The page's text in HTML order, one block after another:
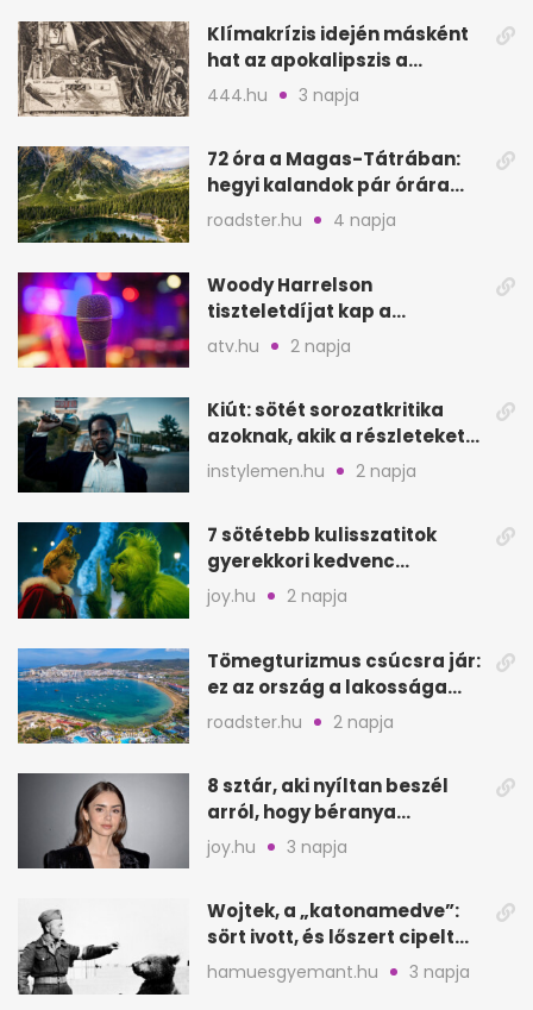
Klímakrízis idején másként
hat az apokalipszis a
Szépművészetiben
444.hu 3 napja
72 óra a Magas-Tátrában:
hegyi kalandok pár órára
Magyarországtól
roadster.hu 4 napja
Woody Harrelson
tiszteletdíjat kap a
Szarajevói Filmfesztiválon
atv.hu 2 napja
Kiút: sötét sorozatkritika
azoknak, akik a részleteket
keresik
instylemen.hu 2 napja
7 sötétebb kulisszatitok
gyerekkori kedvenc
filmjeinkről a Joy szerint
joy.hu 2 napja
Tömegturizmus csúcsra jár:
ez az ország a lakossága
kétszeresét fogadja
roadster.hu 2 napja
8 sztár, aki nyíltan beszél
arról, hogy béranya
segítette a családalapítást
joy.hu 3 napja
Wojtek, a „katonamedve”:
sört ivott, és lőszert cipelt
Monte Cassinónál
hamuesgyemant.hu 3 napja